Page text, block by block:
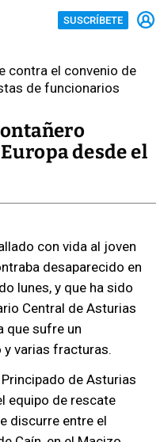
SUSCRÍBETE
contra el convenio de
de funcionarios
desde el
con vida al joven
desaparecido en
lunes, y que ha sido
Central de Asturias
que sufre un
varias fracturas.
de Asturias
equipo de rescate
discurre entre el